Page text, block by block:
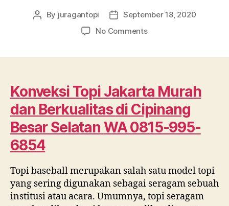
Post
By juragantopi
PostSeptember 18, 2020
No Commentson
dan
Berkualitas
di
Cipinang
Besar
995
6854
Konveksi Topi Jakarta Murah
dan Berkualitasdi Cipinang
Besar Selatan WA 0815-995-
6854
Topi baseball merupakan salah satu model topi
yang sering digunakan sebagai seragam sebuah
institusi atau acara. Umumnya, topi seragam